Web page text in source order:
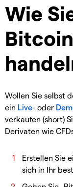
Wie
Wollen Sie selbst
ein Live- oder
verkaufen (short)
Derivaten wie
Erstellen Sie
sich in Ihr